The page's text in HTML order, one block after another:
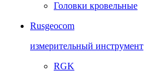
Головки кровельные
Rusgeocom
измерительный инструмент
RGK